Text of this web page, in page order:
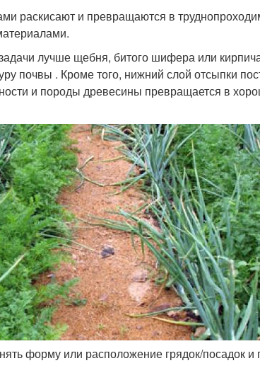
раскисают и превращаются в
лучше щебня, битого шифера или
почвы . Кроме того, нижний слой отсыпки
и породы древесины превращается в
форму или расположение грядок/посадок и